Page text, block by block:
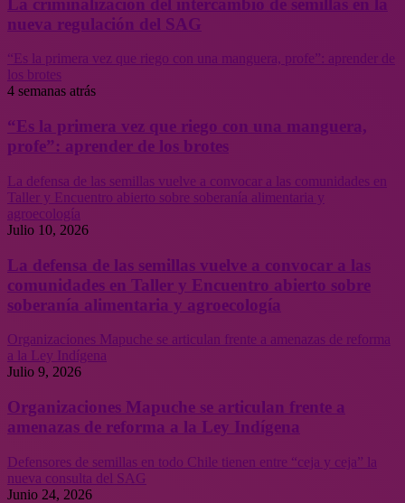
nueva regulación del SAG
“Es la primera vez que riego con una manguera, profe”: aprender de
los brotes
4 semanas atrás
“Es la primera vez que riego con una manguera,
profe”: aprender de los brotes
La defensa de las semillas vuelve a convocar a las comunidades en
Taller y Encuentro abierto sobre soberanía alimentaria y
agroecología
Julio 10, 2026
La defensa de las semillas vuelve a convocar a las
comunidades en Taller y Encuentro abierto sobre
soberanía alimentaria y agroecología
Organizaciones Mapuche se articulan frente a amenazas de reforma
a la Ley Indígena
Julio 9, 2026
Organizaciones Mapuche se articulan frente a
amenazas de reforma a la Ley Indígena
Defensores de semillas en todo Chile tienen entre “ceja y ceja” la
nueva consulta del SAG
Junio 24, 2026